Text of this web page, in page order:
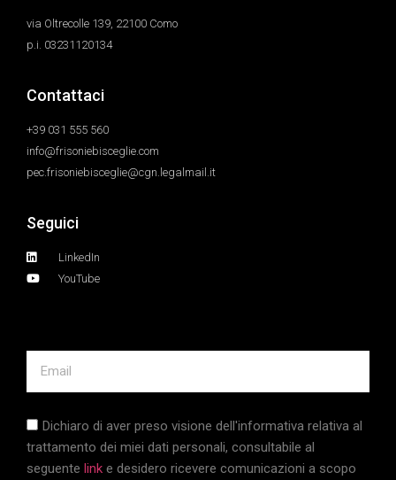
via Oltrecolle 139, 22100 Como
p.i. 03231120134
Contattaci
+39 031 555 560
info@frisoniebisceglie.com
pec.frisoniebisceglie@cgn.legalmail.it
Seguici
LinkedIn
YouTube
Dichiaro di aver preso visione dell'informativa relativa al
trattamento dei miei dati personali, consultabile al
seguente link e desidero ricevere comunicazioni a scopo